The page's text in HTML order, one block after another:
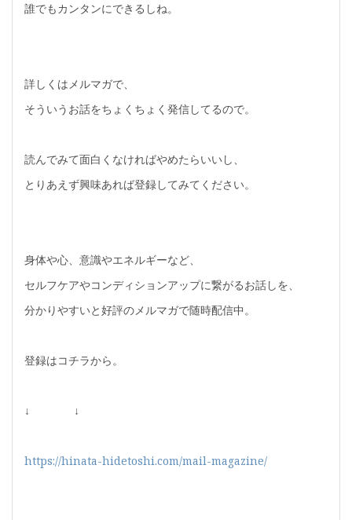
誰でもカンタンにできるしね。
詳しくはメルマガで、
そういうお話をちょくちょく発信してるので。
読んでみて面白くなければやめたらいいし、
とりあえず興味あれば登録してみてください。
身体や心、意識やエネルギーなど、
セルフケアやコンディションアップに繋がるお話しを、
分かりやすいと好評のメルマガで随時配信中。
登録はコチラから。
↓ ↓
https://hinata-hidetoshi.com/mail-magazine/